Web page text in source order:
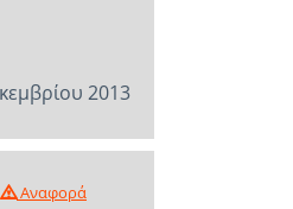
2013
Αναφορά